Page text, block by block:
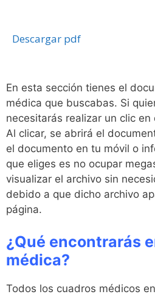
Descargar pdf
En esta sección tienes el
médica que buscabas. Si
necesitarás realizar un clic
Al clicar, se abrirá el
el documento en tu móvil o
que eliges es no ocupar
visualizar el archivo sin
debido a que dicho archivo
página.
¿Qué encontrarás
médica?
Todos los cuadros médicos